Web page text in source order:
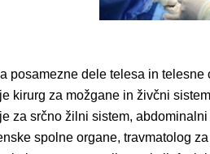
posamezne dele telesa in
kirurg za možgane in živčni
za srčno žilni sistem,
spolne organe, travmatolog